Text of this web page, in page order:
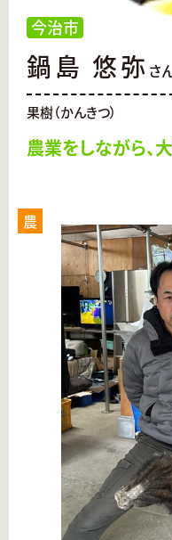
今治市
鍋島 悠弥 さ
果樹（かんきつ）
農業をしながら、
農